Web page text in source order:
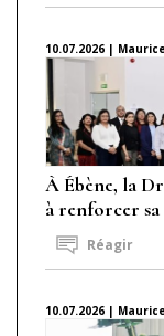
10.07.2026 | Maurice
À Ébène, la
à renforcer
Réagir
10.07.2026 | Maurice